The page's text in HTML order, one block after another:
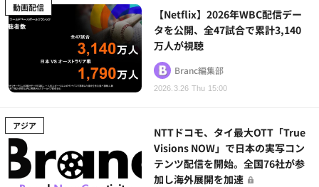
動画配信
2026.3.26 Thu 15:00
【Netflix】2026年WBC配信デー
タを公開、全47試合で累計3,140
万人が視聴
Branc編集部
アジア
NTTドコモ、タイ最大OTT「True
Visions NOW」で日本の実写コン
テンツ配信を開始。全国76社が参
加し海外展開を加速